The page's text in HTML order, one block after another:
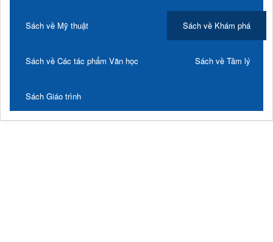
Sách về Mỹ thuật Sách về Khám phá
Sách về Các tác phẩm Văn học Sách về Tâm lý
Sách Giáo trình